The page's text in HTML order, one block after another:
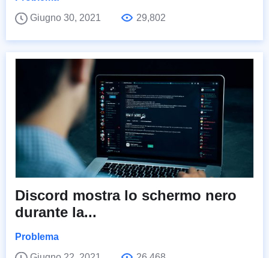
Giugno 30, 2021
29,802
Discord mostra lo schermo nero
durante la...
Problema